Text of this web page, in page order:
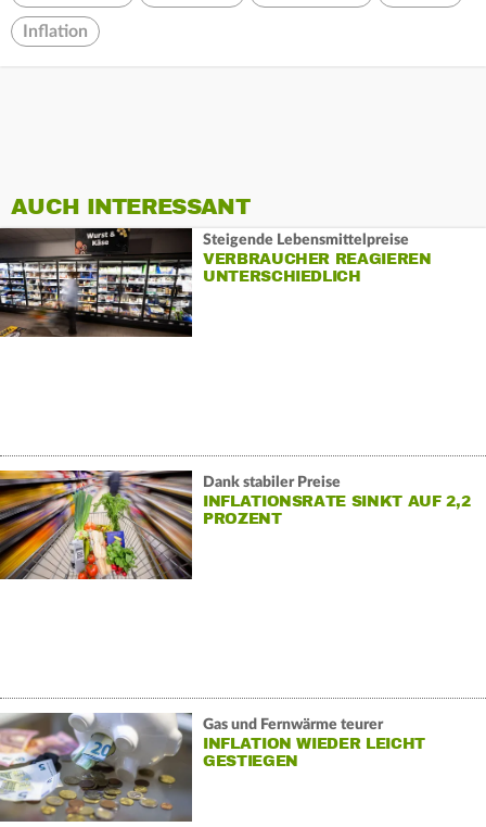
Inflation
AUCH INTERESSANT
Steigende Lebensmittelpreise
VERBRAUCHER REAGIEREN
UNTERSCHIEDLICH
Dank stabiler Preise
INFLATIONSRATE SINKT AUF 2,2
PROZENT
Gas und Fernwärme teurer
INFLATION WIEDER LEICHT
GESTIEGEN